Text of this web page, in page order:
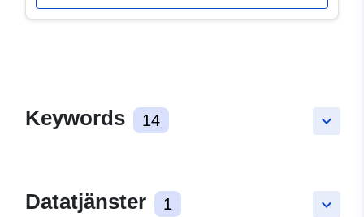
keyboard_arrow_down
Keywords 14
keyboard_arrow_down
Datatjänster 1